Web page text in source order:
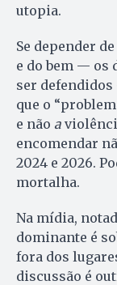
utopia.
Se depender
e do bem — os
ser defendidos
que o
e não a
encomendar
2024 e 2026.
mortalha.
Na mídia,
dominante é
fora dos
discussão é